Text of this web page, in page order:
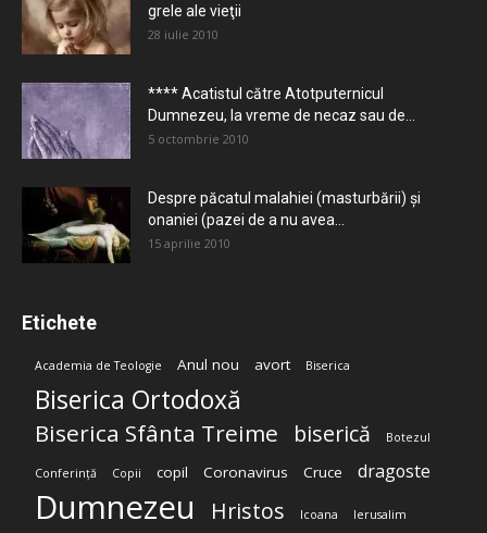
grele ale vieţii
28 iulie 2010
**** Acatistul către Atotputernicul
Dumnezeu, la vreme de necaz sau de...
5 octombrie 2010
Despre păcatul malahiei (masturbării) şi
onaniei (pazei de a nu avea...
15 aprilie 2010
Etichete
Academia de Teologie Anul nou avort Biserica
Biserica Ortodoxă
Biserica Sfânta Treime biserică Botezul
Conferință Copii copil Coronavirus Cruce dragoste
Dumnezeu Hristos Icoana Ierusalim